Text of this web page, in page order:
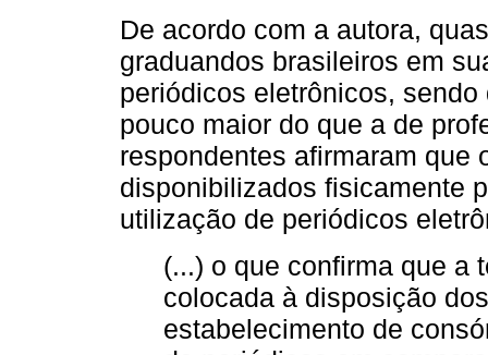
De acordo com a autora,
graduandos brasileiros em
periódicos eletrônicos,
pouco maior do que a de
respondentes afirmaram que
disponibilizados fisicamente
utilização de periódicos
(...) o que confirma que a
colocada à disposição
estabelecimento de